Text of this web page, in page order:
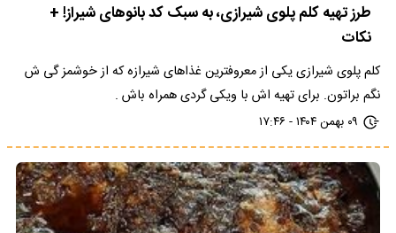
طرز تهیه کلم پلوی شیرازی، به سبک کد بانوهای شیراز! +
نکات
کلم پلوی شیرازی یکی از معروفترین غذاهای شیرازه که از خوشمز گی ش
نگم براتون. برای تهیه اش با ویکی گردی همراه باش .
۰۹ بهمن ۱۴۰۴ - ۱۷:۴۶